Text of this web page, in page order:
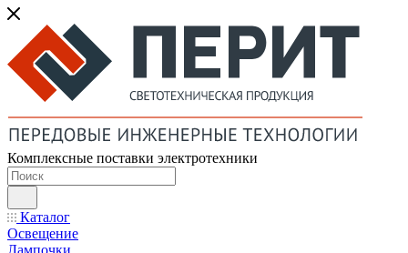
Комплексные поставки электротехники
Каталог
Освещение
Лампочки